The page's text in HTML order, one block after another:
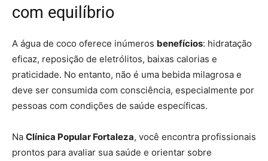
com equilíbrio
A água de coco oferece inúmeros benefícios: hidratação
eficaz, reposição de eletrólitos, baixas calorias e
praticidade. No entanto, não é uma bebida milagrosa e
deve ser consumida com consciência, especialmente por
pessoas com condições de saúde específicas.
Na Clínica Popular Fortaleza, você encontra profissionais
prontos para avaliar sua saúde e orientar sobre